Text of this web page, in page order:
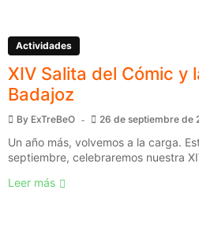
Actividades
XIV Salita del Cómic y
Badajoz
By ExTreBeO 26 de septiembre de
Un año más, volvemos a la carga.
septiembre, celebraremos nuestra
Leer más